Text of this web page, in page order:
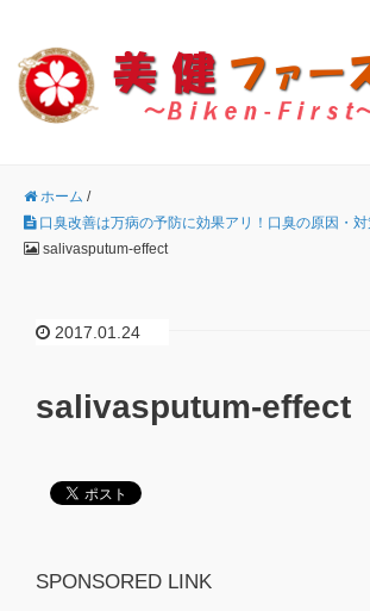
ホーム /
口臭改善は万病の予防に効果アリ！口臭の原因・
salivasputum-effect
2017.01.24
salivasputum-effect
SPONSORED LINK